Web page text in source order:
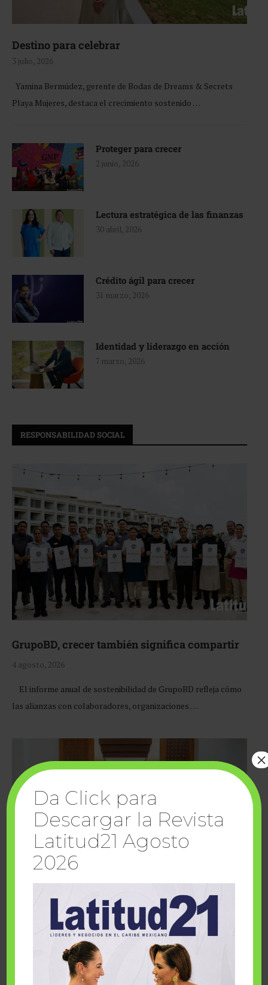
Destino para celebrar
3 julio, 2026
Yamina Bermúdez, gerente de Bodas de Dreams & Secrets
Playa Mujeres, destaca el crecimiento sostenido …
Proteger para crecer
2 junio, 2026
Lectura estratégica de las finanzas
30 abril, 2026
Crédito ágil para crecer
31 marzo, 2026
Identidad y liderazgo en acción
7 marzo, 2026
RESPONSABILIDAD SOCIAL
GrupoBD, crecer también significa compartir
4 agosto, 2026
El informe anual de sostenibilidad de GrupoBD refleja cómo
las alianzas con colaboradores, organizaciones …
Cuando la solidaridad inspira; cumplen
sueños Fairmont Mayakoba y Make-A-Wish
Da Click para
Descargar la Revista
Latitud21 Agosto
2026
×